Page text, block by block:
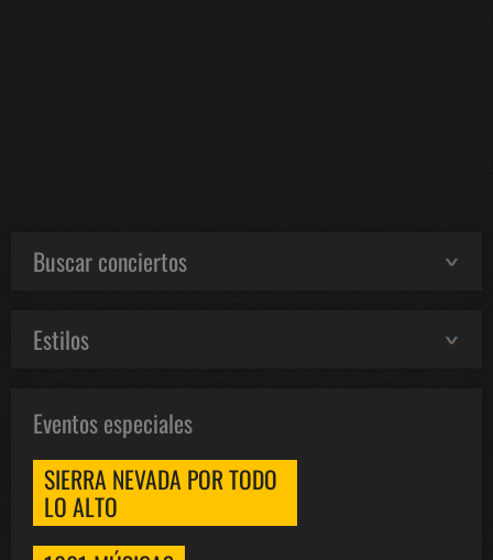
Buscar conciertos
Estilos
Eventos especiales
SIERRA NEVADA POR TODO
LO ALTO